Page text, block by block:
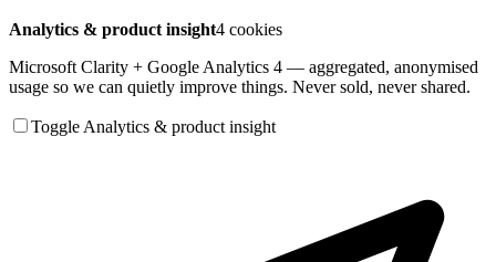
Analytics & product insight4 cookies
Microsoft Clarity + Google Analytics 4 — aggregated, anonymised
usage so we can quietly improve things. Never sold, never shared.
Toggle Analytics & product insight